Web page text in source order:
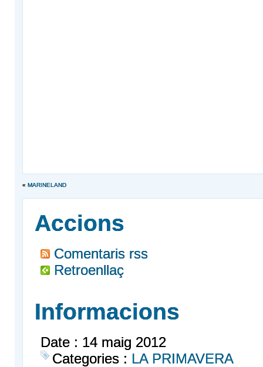
« MARINELAND
Accions
Comentaris rss
Retroenllaç
Informacions
Date : 14 maig 2012
Categories : LA PRIMAVERA